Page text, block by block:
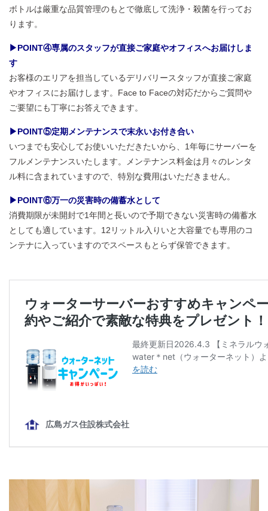
ボトルは厳重な品質管理のもとで徹底して洗浄・殺菌を行ってお
ります。
▶POINT④専属のスタッフが直接ご家庭やオフィスへお届けしま
す
お客様のエリアを担当しているデリバリースタッフが直接ご家庭
やオフィスにお届けします。Face to Faceの対応だからご質問や
ご要望にも丁寧にお答えできます。
▶POINT⑤定期メンテナンスで末永いお付き合い
いつまでも安心してお使いいただきたいから、1年毎にサーバーを
フルメンテナンスいたします。メンテナンス料金は月々のレンタ
ル料に含まれていますので、特別な費用はいただきません。
▶POINT⑥万一の災害時の備蓄水として
消費期限が未開封で1年間と長いので予期できない災害時の備蓄水
としても適しています。12リットル入りいと大容量でも専用のコ
ンテナに入っていますのでスペースもとらず保管できます。